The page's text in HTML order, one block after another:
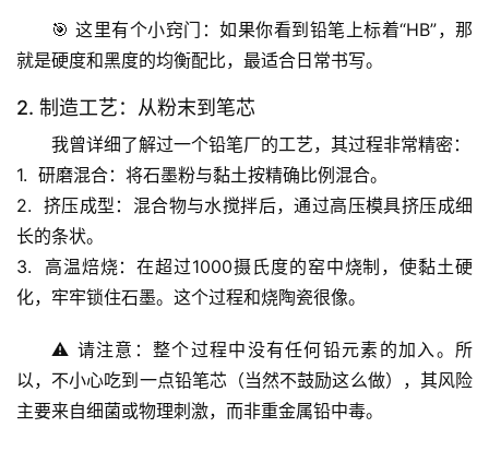
题
然
万
物
体
奥
🎯 这里有个小窍门 ：如果你看到铅笔上标着“HB”，那
就是硬度和黑度的均衡配比，最适合日常书写。
2. 制造工艺：从粉末到笔芯
我曾详细了解过一个铅笔厂的工艺，其过程非常精密：
1. 研磨混合：将石墨粉与黏土按精确比例混合。
2. 挤压成型 ：混合物与水搅拌后，通过高压模具挤压成细
长的条状。
3. 高温焙烧：在超过1000摄氏度的窑中烧制，使黏土硬
化，牢牢锁住石墨。这个过程和烧陶瓷很像。
⚠️ 请注意 ：整个过程中没有任何铅元素的加入。所
以，不小心吃到一点铅笔芯（当然不鼓励这么做），其风险
主要来自细菌或物理刺激，而非重金属铅中毒。